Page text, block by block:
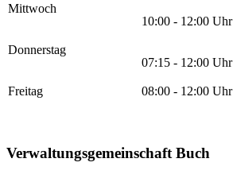
Mittwoch
10:00 - 12:00 Uhr
Donnerstag
07:15 - 12:00 Uhr
Freitag 08:00 - 12:00 Uhr
Verwaltungsgemeinschaft Buch